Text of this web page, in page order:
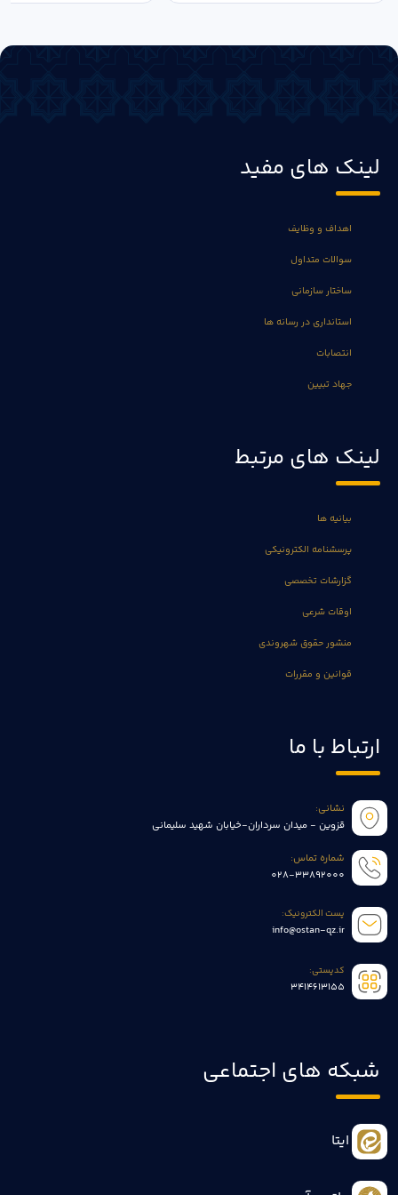
لینک های مفید
اهداف و وظایف
سوالات متداول
ساختار سازمانی
استانداری در رسانه ها
انتصابات
جهاد تبیین
لینک های مرتبط
بیانیه ها
پرسشنامه الکترونیکی
گزارشات تخصصی
اوقات شرعی
منشور حقوق شهروندی
قوانین و مقررات
ارتباط با ما
نشانی:
قزوین - میدان سرداران-خیابان شهید سلیمانی
شماره تماس:
028-33892000
پست الکترونیک:
info@ostan-qz.ir
کدپستی:
3414613155
شبکه های اجتماعی
ایتا